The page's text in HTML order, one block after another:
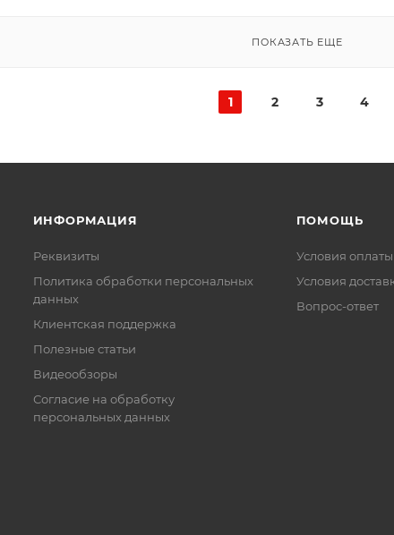
ПОКАЗАТЬ ЕЩЕ
1 2 3 4
ИНФОРМАЦИЯ
Реквизиты
Политика обработки персональных
данных
Клиентская поддержка
Полезные статьи
Видеообзоры
Согласие на обработку
персональных данных
ПОМОЩЬ
Условия оплаты
Условия
Вопрос-ответ